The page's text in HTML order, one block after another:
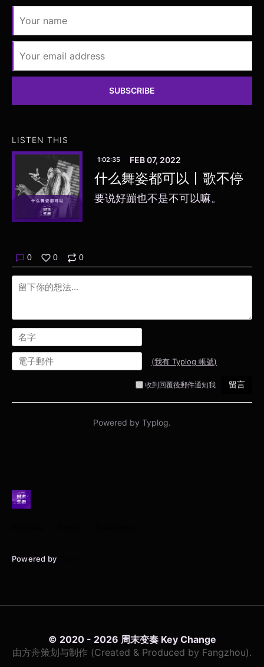
SUBSCRIBE
LISTEN THIS
1:02:35 FEB 07, 2022
什么舞姿都可以丨歌不停
要说好蹦也不是不可以嘛。
Powered by
© 2020 - 2026 周末变奏 Key Change
由方舟策划与制作 (Created & Produced by Fangzhou).